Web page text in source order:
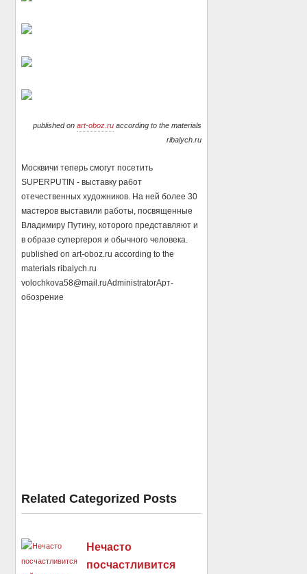
published on art-oboz.ruaccording to the materials
ribalych.ru
Москвичи теперь смогут посетить
SUPERPUTIN - выставку работ
отечественных художников. На ней более 30
мастеров выставили работы, посвященные
Владимиру Путину, которого представляют и
в образе супергероя и обычного человека.
published on art-oboz.ru according to the
materials ribalych.ru
volochkova58@mail.ruAdministratorАрт-
обозрение
Related Categorized Posts
Нечасто
посчастливится